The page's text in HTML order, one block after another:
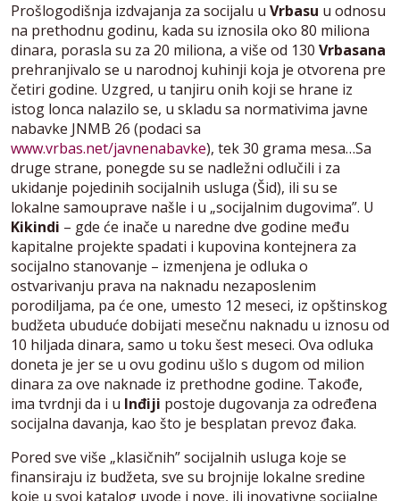
Prošlogodišnja izdvajanja za socijalu u Vrbasu u odnosu
na prethodnu godinu, kada su iznosila oko 80 miliona
dinara, porasla su za 20 miliona, a više od 130 Vrbasana
prehranjivalo se u narodnoj kuhinji koja je otvorena pre
četiri godine. Uzgred, u tanjiru onih koji se hrane iz
istog lonca nalazilo se, u skladu sa normativima javne
nabavke JNMB 26 (podaci sa
www.vrbas.net/javnenabavke), tek 30 grama mesa…Sa
druge strane, ponegde su se nadležni odlučili i za
ukidanje pojedinih socijalnih usluga (Šid), ili su se
lokalne samouprave našle i u „socijalnim dugovima”. U
Kikindi – gde će inače u naredne dve godine među
kapitalne projekte spadati i kupovina kontejnera za
socijalno stanovanje – izmenjena je odluka o
ostvarivanju prava na naknadu nezaposlenim
porodiljama, pa će one, umesto 12 meseci, iz opštinskog
budžeta ubuduće dobijati mesečnu naknadu u iznosu od
10 hiljada dinara, samo u toku šest meseci. Ova odluka
doneta je jer se u ovu godinu ušlo s dugom od milion
dinara za ove naknade iz prethodne godine. Takođe,
ima tvrdnji da i u Inđiji postoje dugovanja za određena
socijalna davanja, kao što je besplatan prevoz đaka.
Pored sve više „klasičnih” socijalnih usluga koje se
finansiraju iz budžeta, sve su brojnije lokalne sredine
koje u svoj katalog uvode i nove, ili inovativne socijalne